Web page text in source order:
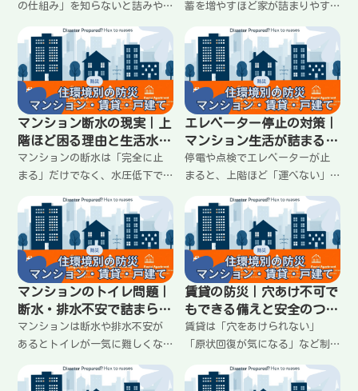
の仕組み」を知らないと詰みや
ーター停止、トイレやゴミ、情
報の入り方など盲点を整理し、
最初にやること（順番）を固定
して迷いを減らす。
蓄を増やすほど家が詰まりやす
方」が重要。水・トイレ・食料
を分散し、玄関・廊下・キッチ
ンの動線を崩さない収納ルー
ル、上階で運べない問題への対
策まで整理。
マンション断水の現実｜上
階ほど困る理由と生活水を
回す工夫
マンションの断水は「完全に止
まる」だけでなく、水圧低下で
不利になりやすく、トイレ・手
洗い・生活水が詰まりやすい。
飲み水より先に困る場面と、使
い道を固定して回す最小の工夫
を整理します。
エレベーター停止の対策｜
マンション生活が詰まるポ
イントと最小の段取り
停電や点検でエレベーターが止
まると、上階ほど「運べない」
ミ・トイレ用品・通院・子ども
やペットで生活が詰まりやすい
場面を整理し、玄関の最低限セ
ット、運搬の分散、家族の役割
固定で回す方法をまとめまし
た。
マンションのトイレ問題｜
断水・排水不安で詰まらな
い「流さない運用」の作り
方
マンションは断水や排水不安が
あるとトイレが一気に難しくな
のリスクも。簡易トイレへ切り
賃貸の防災｜穴あけ不可で
もできる備えと安全のつく
り方
賃貸は「穴をあけられない」
「原状回復が気になる」など制
ち。けれど工夫すれば安全は十